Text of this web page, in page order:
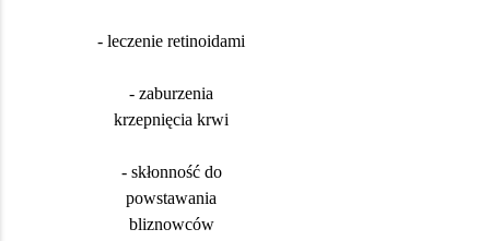
- leczenie retinoidami
- zaburzenia
krzepnięcia krwi
- skłonność do
powstawania
bliznowców